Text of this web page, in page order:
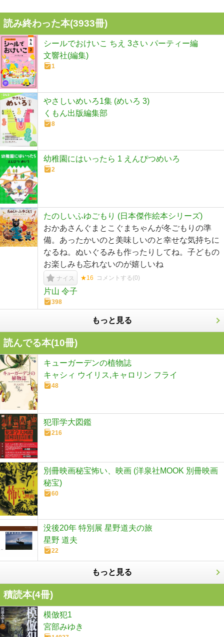
読み終わった本(3933冊)
シールでおけいこ ちえ 3さい パーティー編
文響社(編集)
1
やさしいめいろ1集 (めいろ 3)
くもん出版編集部
8
幼稚園にはいったら 1 えんぴつめいろ
2
たのしいふゆごもり (日本傑作絵本シリーズ)
おかあさんぐまとこぐまちゃんが冬ごもりの準
備。あったかいのと美味しいのと幸せな気持ちに
なるね。ぬいぐるみも作ったりしてね。子どもの
お楽しみも忘れないのが嬉しいね
ナイス ★16 コメントする(0)
片山 令子
398
もっと見る
読んでる本(10冊)
キューガーデンの植物誌
キャシィ ウイリス,キャロリン フライ
48
犯罪学大図鑑
216
別冊映画秘宝怖い、映画 (洋泉社MOOK 別冊映画
秘宝)
60
没後20年 特別展 星野道夫の旅
星野 道夫
22
もっと見る
積読本(4冊)
模倣犯1
宮部みゆき